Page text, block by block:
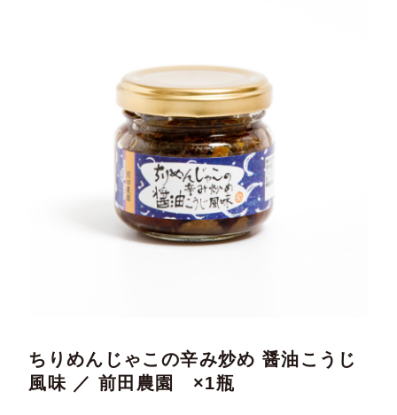
ちりめんじゃこの辛み炒め 醤油こうじ
風味 ／ 前田農園 ×1瓶